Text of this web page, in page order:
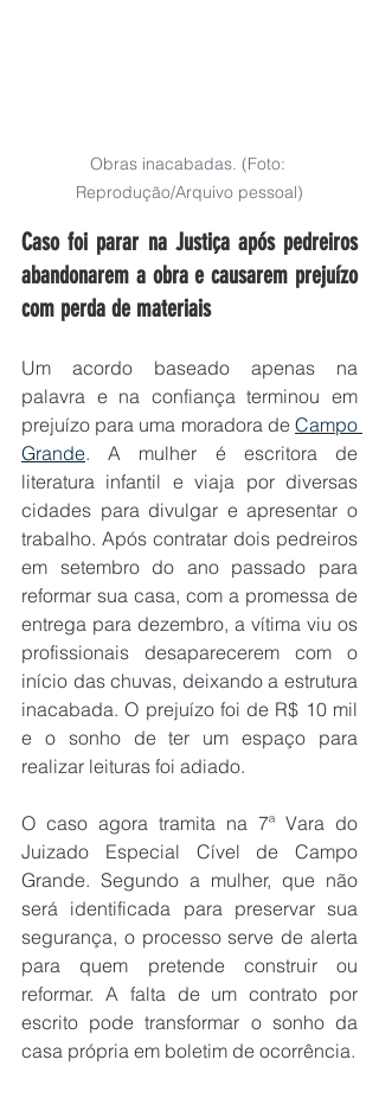
Obras inacabadas. (Foto:
Reprodução/Arquivo pessoal)
Caso foi parar na Justiça após pedreiros
abandonarem a obra e causarem prejuízo
com perda de materiais
Um acordo baseado apenas na
palavra e na confiança terminou em
prejuízo para uma moradora de Campo
Grande. A mulher é escritora de
literatura infantil e viaja por diversas
cidades para divulgar e apresentar o
trabalho. Após contratar dois pedreiros
em setembro do ano passado para
reformar sua casa, com a promessa de
entrega para dezembro, a vítima viu os
profissionais desaparecerem com o
início das chuvas, deixando a estrutura
inacabada. O prejuízo foi de R$ 10 mil
e o sonho de ter um espaço para
realizar leituras foi adiado.
O caso agora tramita na 7ª Vara do
Juizado Especial Cível de Campo
Grande. Segundo a mulher, que não
será identificada para preservar sua
segurança, o processo serve de alerta
para quem pretende construir ou
reformar. A falta de um contrato por
escrito pode transformar o sonho da
casa própria em boletim de ocorrência.